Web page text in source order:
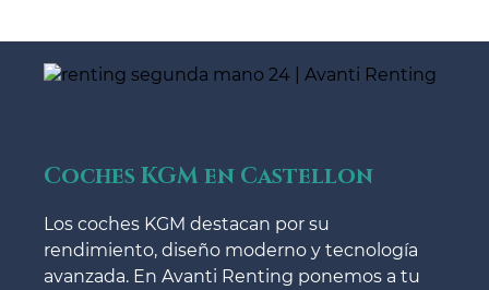
Coches KGM en Castellon
Los coches KGM destacan por su
rendimiento, diseño moderno y tecnología
avanzada. En Avanti Renting ponemos a tu